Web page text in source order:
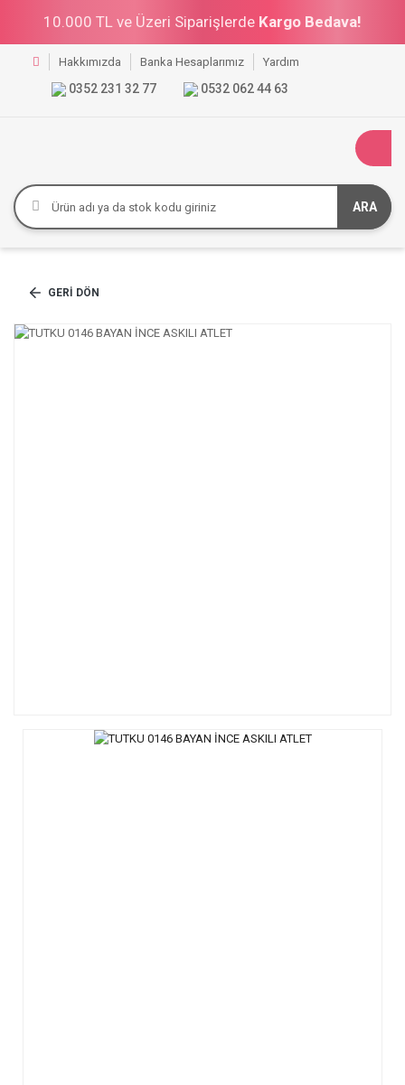
10.000 TL ve Üzeri Siparişlerde Kargo Bedava!
Hakkımızda Banka Hesaplarımız Yardım
0352 231 32 77 0532 062 44 63
ARA
GERI DÖN